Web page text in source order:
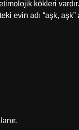
kökleri
evin adı “aşk, aşk”